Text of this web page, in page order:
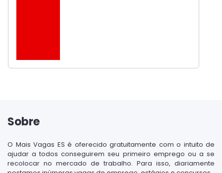
Sobre
O Mais Vagas ES é oferecido gratuitamente com o intuito de
ajudar a todos conseguirem seu primeiro emprego ou a se
recolocar no mercado de trabalho. Para isso, diariamente